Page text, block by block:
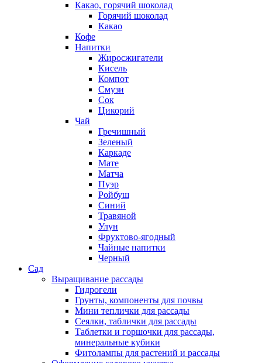
Какао, горячий шоколад
Горячий шоколад
Какао
Кофе
Напитки
Жиросжигатели
Кисель
Компот
Смузи
Сок
Цикорий
Чай
Гречишный
Зеленый
Каркаде
Мате
Матча
Пуэр
Ройбуш
Синий
Травяной
Улун
Фруктово-ягодный
Чайные напитки
Черный
Сад
Выращивание рассады
Гидрогели
Грунты, компоненты для почвы
Мини теплички для рассады
Сеялки, таблички для рассады
Таблетки и горшочки для рассады,
минеральные кубики
Фитолампы для растений и рассады